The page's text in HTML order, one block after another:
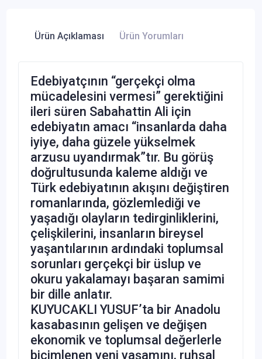
Ürün Açıklaması Ürün Yorumları
Edebiyatçının “gerçekçi olma
mücadelesini vermesi” gerektiğini
ileri süren Sabahattin Ali için
edebiyatın amacı “insanlarda daha
iyiye, daha güzele yükselmek
arzusu uyandırmak”tır. Bu görüş
doğrultusunda kaleme aldığı ve
Türk edebiyatının akışını değiştiren
romanlarında, gözlemlediği ve
yaşadığı olayların tedirginliklerini,
çelişkilerini, insanların bireysel
yaşantılarının ardındaki toplumsal
sorunları gerçekçi bir üslup ve
okuru yakalamayı başaran samimi
bir dille anlatır.
KUYUCAKLI YUSUF’ta bir Anadolu
kasabasının gelişen ve değişen
ekonomik ve toplumsal değerlerle
biçimlenen yeni yaşamını, ruhsal